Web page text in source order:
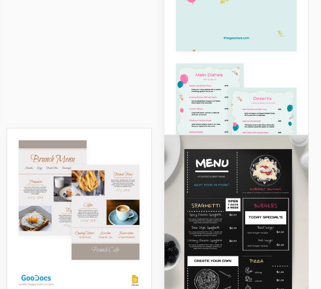
memorável de aniversário
com o nosso modelo de
Menu de Restaurante para
Aniversário.
Google Slides